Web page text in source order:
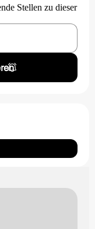
Stellen zu dieser